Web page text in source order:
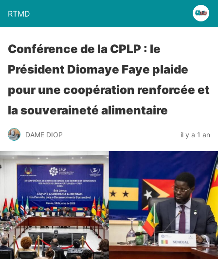
RTMD
Conférence de la CPLP : le
Président Diomaye Faye plaide
pour une coopération renforcée et
la souveraineté alimentaire
DAME DIOP il y a 1 an